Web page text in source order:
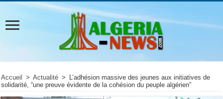
Accueil > Actualité >
L’adhésion massive des jeunes aux initiatives de
solidarité, “une preuve évidente de la cohésion du peuple algérien”